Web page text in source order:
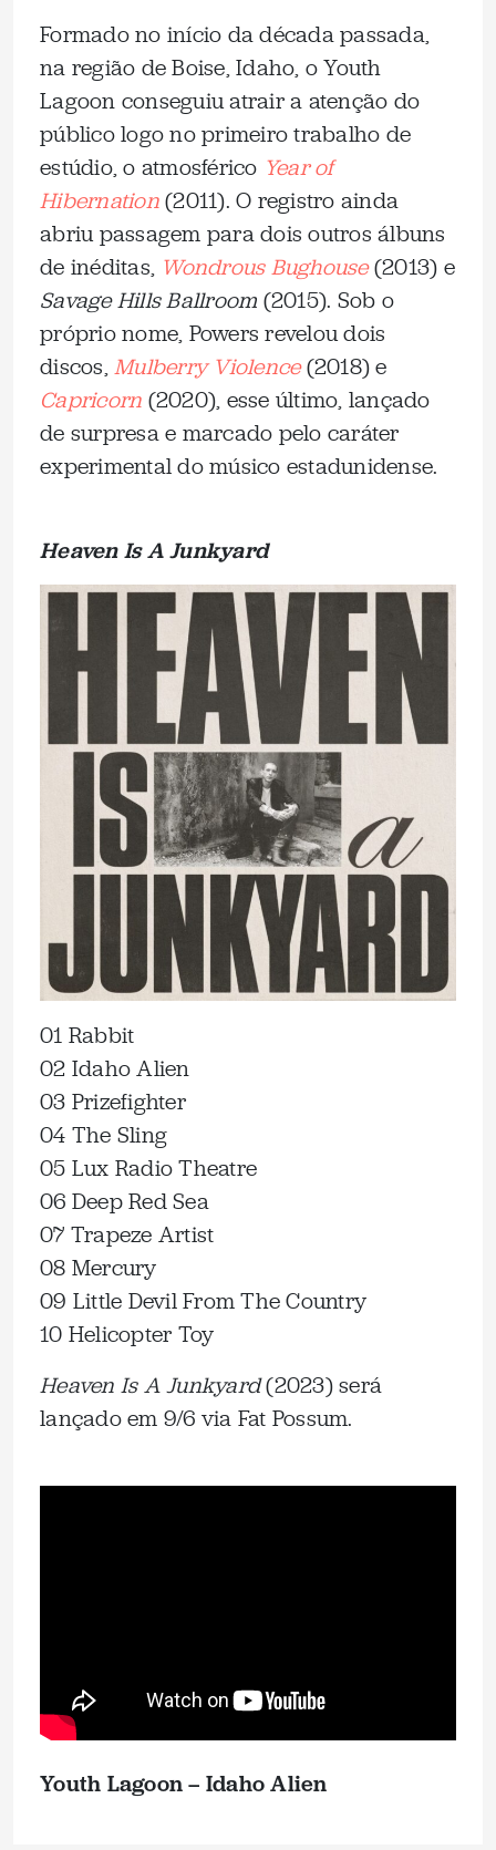
Formado no início da década passada,
na região de Boise, Idaho, o Youth
Lagoon conseguiu atrair a atenção do
público logo no primeiro trabalho de
estúdio, o atmosférico Year of
Hibernation(2011). O registro ainda
abriu passagem para dois outros álbuns
de inéditas, Wondrous Bughouse(2013) e
Savage Hills Ballroom (2015). Sob o
próprio nome, Powers revelou dois
discos,Mulberry Violence(2018) e
Capricorn (2020), esse último, lançado
de surpresa e marcado pelo caráter
experimental do músico estadunidense.
Heaven Is A Junkyard
01 Rabbit
02 Idaho Alien
03 Prizefighter
04 The Sling
05 Lux Radio Theatre
06 Deep Red Sea
07 Trapeze Artist
08 Mercury
09 Little Devil From The Country
10 Helicopter Toy
Heaven Is A Junkyard(2023) será
lançado em 9/6 via Fat Possum.
Youth Lagoon – Idaho Alien